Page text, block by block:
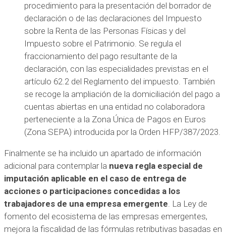
procedimiento para la presentación del borrador de
declaración o de las declaraciones del Impuesto
sobre la Renta de las Personas Físicas y del
Impuesto sobre el Patrimonio. Se regula el
fraccionamiento del pago resultante de la
declaración, con las especialidades previstas en el
artículo 62.2 del Reglamento del impuesto. También
se recoge la ampliación de la domiciliación del pago a
cuentas abiertas en una entidad no colaboradora
perteneciente a la Zona Única de Pagos en Euros
(Zona SEPA) introducida por la Orden HFP/387/2023.
Finalmente se ha incluido un apartado de información
adicional para contemplar la nueva regla especial de
imputación aplicable en el caso de entrega de
acciones o participaciones concedidas a los
trabajadores de una empresa emergente. La Ley de
fomento del ecosistema de las empresas emergentes,
mejora la fiscalidad de las fórmulas retributivas basadas en